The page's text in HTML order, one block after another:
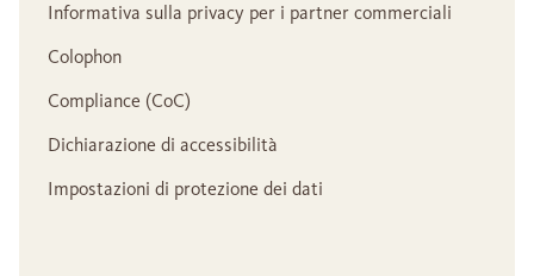
Informativa sulla privacy per i partner commerciali
Colophon
Compliance (CoC)
Dichiarazione di accessibilità
Impostazioni di protezione dei dati